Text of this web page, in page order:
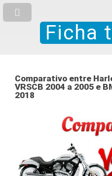
Ficha
Comparativo entre
VRSCB 2004 a 2005 e
2018